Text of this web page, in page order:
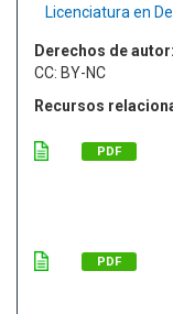
Licenciatura en
Derechos de autor:
CC: BY-NC
Recursos
PDF
PDF